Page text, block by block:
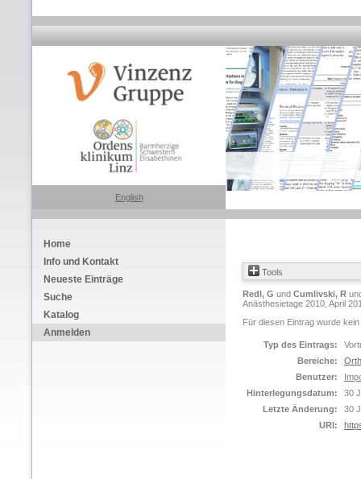
English
Home
Info und Kontakt
Neueste Einträge
Suche
Katalog
Anmelden
Tools
Redl, G und Cumlivski, R
Anästhesietage 2010, April
Für diesen Eintrag wurde
Typ des Eintrags:
Bereiche:
Benutzer:
Hinterlegungsdatum:
30
Letzte Änderung:
30
URI: